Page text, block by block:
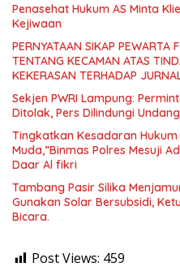
Penasehat Hukum AS Minta
Kejiwaan
PERNYATAAN SIKAP PEWARTA
TENTANG KECAMAN ATAS
KEKERASAN TERHADAP
TANJUNG KARANG.
Sekjen PWRI Lampung:
Ditolak, Pers Dilindungi
Tingkatkan Kesadaran
Muda,”Binmas Polres Mesuji
Daar Al fikri
Tambang Pasir Silika
Gunakan Solar Bersubsidi,
Bicara.
Post Views: 459